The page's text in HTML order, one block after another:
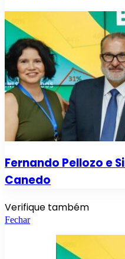
Fernando Pellozo e
Canedo
Verifique também
Fechar